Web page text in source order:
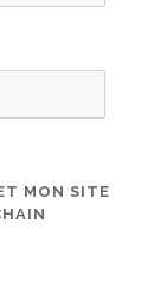
MON SITE